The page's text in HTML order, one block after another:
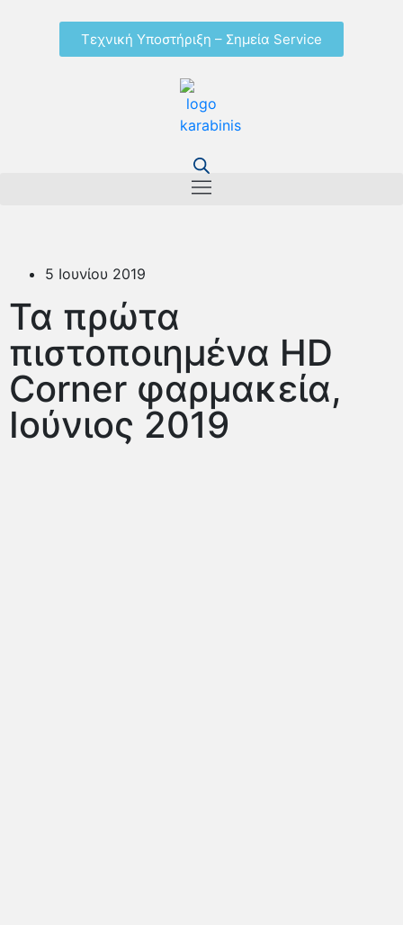
Τεχνική Υποστήριξη – Σημεία Service
5 Ιουνίου 2019
Τα πρώτα
πιστοποιημένα HD
Corner φαρμακεία,
Ιούνιος 2019